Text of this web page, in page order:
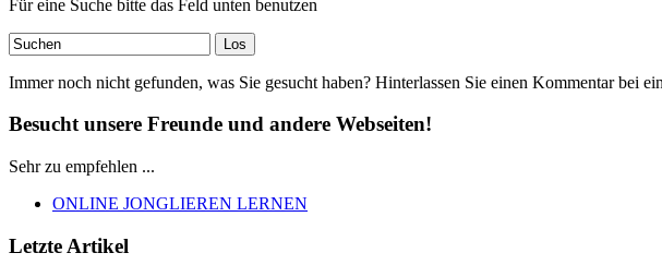
Für eine Suche bitte das Feld unten benutzen
Immer noch nicht gefunden, was Sie gesucht haben? Hinterlassen Sie einen Kommentar bei
Besucht unsere Freunde und andere Webseiten!
Sehr zu empfehlen ...
ONLINE JONGLIEREN LERNEN
Letzte Artikel